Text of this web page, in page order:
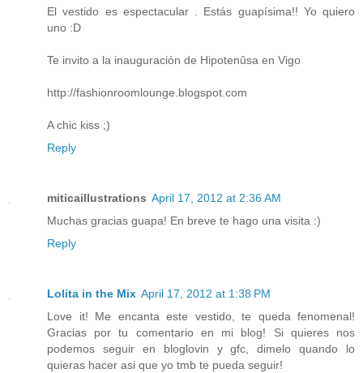
El vestido es espectacular . Estás guapísima!! Yo quiero
uno :D
Te invito a la inauguración de Hipotenûsa en Vigo
http://fashionroomlounge.blogspot.com
A chic kiss ;)
Reply
miticaillustrations April 17, 2012 at 2:36 AM
Muchas gracias guapa! En breve te hago una visita :)
Reply
Lolita in the Mix April 17, 2012 at 1:38 PM
Love it! Me encanta este vestido, te queda fenomenal!
Gracias por tu comentario en mi blog! Si quieres nos
podemos seguir en bloglovin y gfc, dimelo quando lo
quieras hacer asi que yo tmb te pueda seguir!